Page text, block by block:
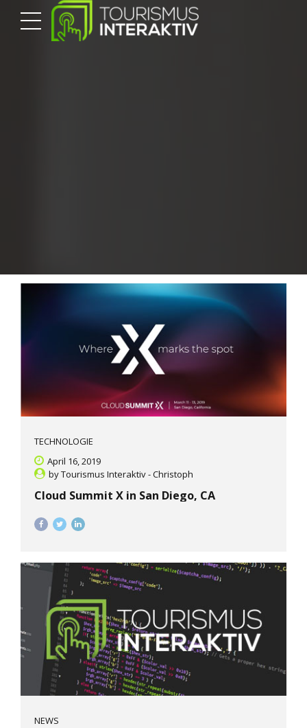
TECHNOLOGIE
April 16, 2019
byTourismus Interaktiv - Christoph
Cloud Summit X in San Diego, CA
NEWS